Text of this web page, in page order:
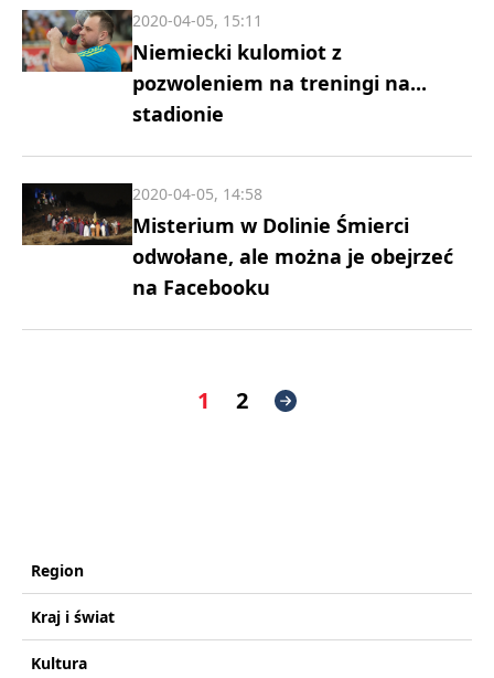
Niemiecki kulomiot z
pozwoleniem na treningi na...
stadionie
2020-04-05, 15:11
Misterium w Dolinie Śmierci
odwołane, ale można je obejrzeć
na Facebooku
2020-04-05, 14:58
1 2
Region
Kraj i świat
Kultura